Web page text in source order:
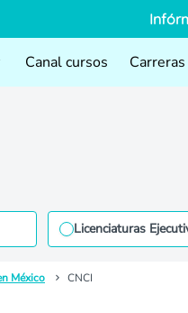
Canal cursos Carreras
Licenciaturas
México CNCI